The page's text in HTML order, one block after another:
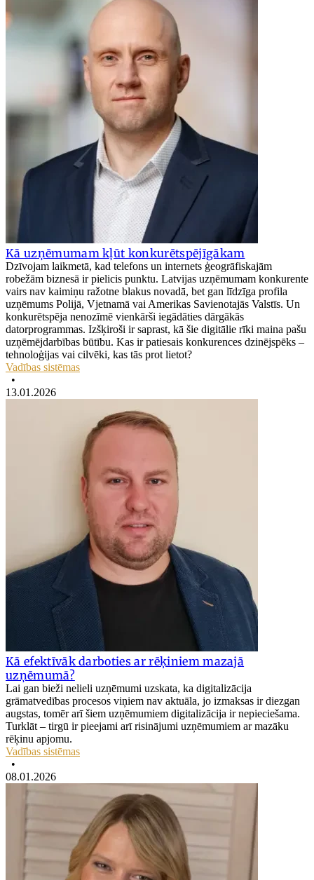
Kā uzņēmumam kļūt konkurētspējīgākam
Dzīvojam laikmetā, kad telefons un internets ģeogrāfiskajām
robežām biznesā ir pielicis punktu. Latvijas uzņēmumam konkurente
vairs nav kaimiņu ražotne blakus novadā, bet gan līdzīga profila
uzņēmums Polijā, Vjetnamā vai Amerikas Savienotajās Valstīs. Un
konkurētspēja nenozīmē vienkārši iegādāties dārgākās
datorprogrammas. Izšķiroši ir saprast, kā šie digitālie rīki maina pašu
uzņēmējdarbības būtību. Kas ir patiesais konkurences dzinējspēks –
tehnoloģijas vai cilvēki, kas tās prot lietot?
Vadības sistēmas
•
13.01.2026
Kā efektīvāk darboties ar rēķiniem mazajā
uzņēmumā?
Lai gan bieži nelieli uzņēmumi uzskata, ka digitalizācija
grāmatvedības procesos viņiem nav aktuāla, jo izmaksas ir diezgan
augstas, tomēr arī šiem uzņēmumiem digitalizācija ir nepieciešama.
Turklāt – tirgū ir pieejami arī risinājumi uzņēmumiem ar mazāku
rēķinu apjomu.
Vadības sistēmas
•
08.01.2026